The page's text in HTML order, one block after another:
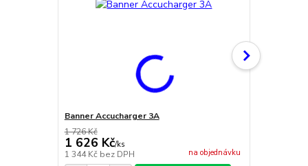
Banner Accucharger 3A
1 726 Kč
1 626 Kč/ks
1 344 Kč bez DPH na objednávku